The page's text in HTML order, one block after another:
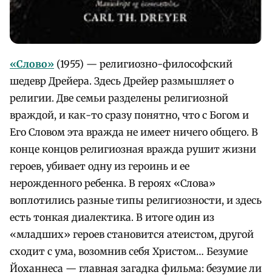
«Слово» (1955) — религиозно-философский
шедевр Дрейера. Здесь Дрейер размышляет о
религии. Две семьи разделены религиозной
враждой, и как-то сразу понятно, что с Богом и
Его Словом эта вражда не имеет ничего общего. В
конце концов религиозная вражда рушит жизни
героев, убивает одну из героинь и ее
нерожденного ребенка. В героях «Слова»
воплотились разные типы религиозности, и здесь
есть тонкая диалектика. В итоге один из
«младших» героев становится атеистом, другой
сходит с ума, возомнив себя Христом… Безумие
Йоханнеса — главная загадка фильма: безумие ли